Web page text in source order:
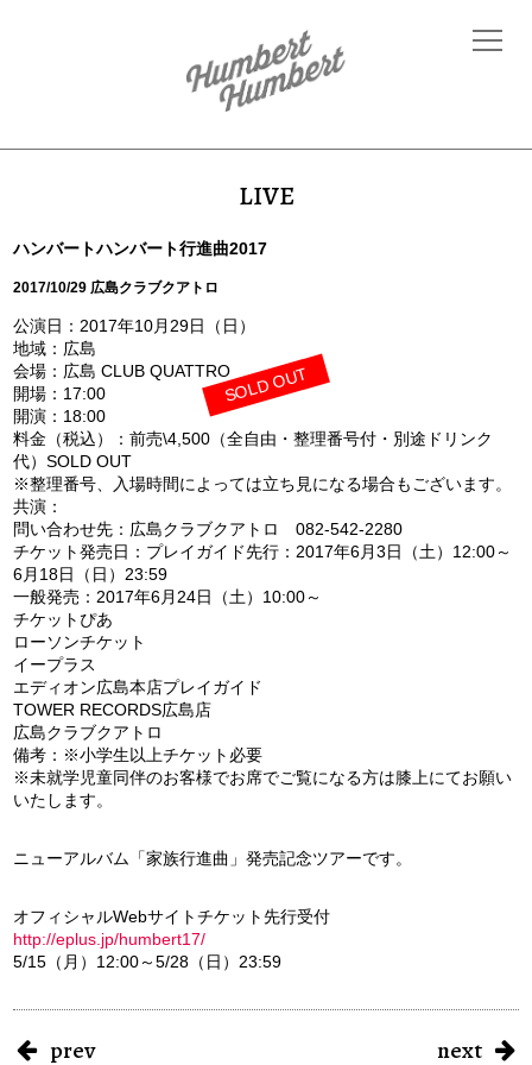
LIVE
ハンバートハンバート行進曲2017
2017/10/29 広島クラブクアトロ
公演日：2017年10月29日（日）
地域：広島
会場：広島 CLUB QUATTRO
開場：17:00
開演：18:00
料金（税込）：前売\4,500（全自由・整理番号付・別途ドリンク
代）SOLD OUT
※整理番号、入場時間によっては立ち見になる場合もございます。
共演：
問い合わせ先：広島クラブクアトロ 082-542-2280
チケット発売日：プレイガイド先行：2017年6月3日（土）12:00～
6月18日（日）23:59
一般発売：2017年6月24日（土）10:00～
チケットぴあ
ローソンチケット
イープラス
エディオン広島本店プレイガイド
TOWER RECORDS広島店
広島クラブクアトロ
備考：※小学生以上チケット必要
※未就学児童同伴のお客様でお席でご覧になる方は膝上にてお願い
いたします。
ニューアルバム「家族行進曲」発売記念ツアーです。
オフィシャルWebサイトチケット先行受付
http://eplus.jp/humbert17/
5/15（月）12:00～5/28（日）23:59
SOLD OUT
prev next